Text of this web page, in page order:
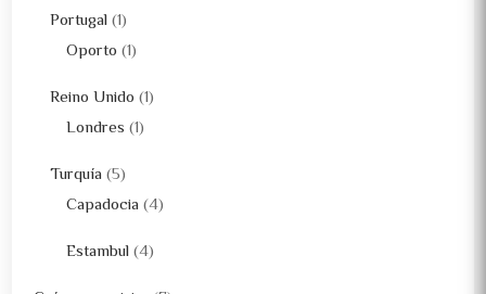
Portugal(1)
Oporto (1)
Reino Unido (1)
Londres (1)
Turquía (5)
Capadocia (4)
Estambul(4)